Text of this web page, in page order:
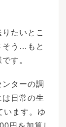
たいとこ
そう…もと
す。
ンターの調
日常の生
います。ゆ